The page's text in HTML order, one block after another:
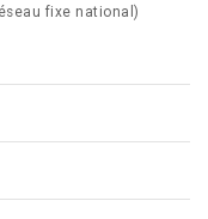
fixe national)